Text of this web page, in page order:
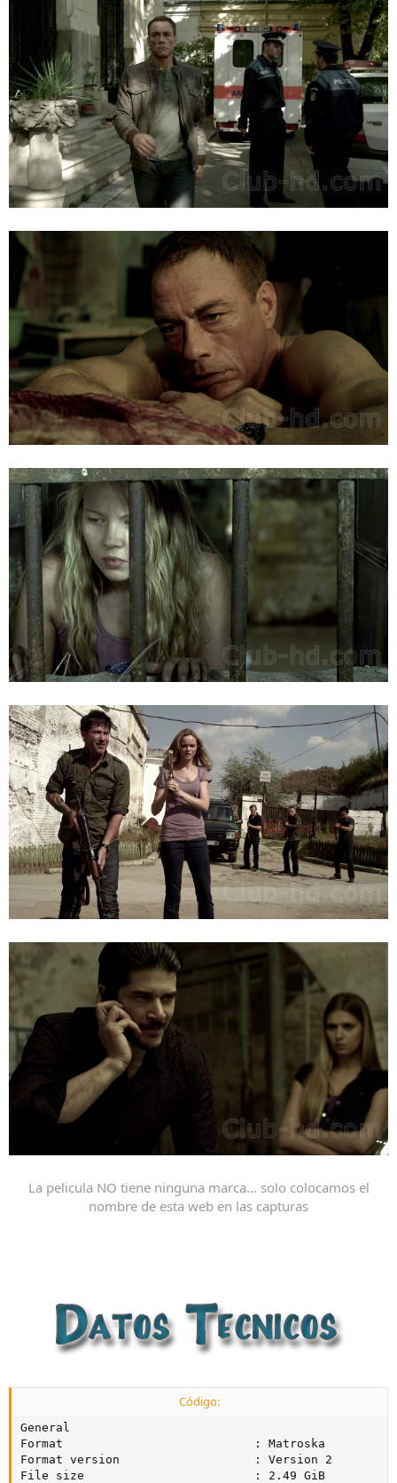
La pelicula NO tiene ninguna marca... solo colocamos el
nombre de esta web en las capturas
Código:
General
Format                           : Matroska
Format version                   : Version 2
File size                        : 2.49 GiB